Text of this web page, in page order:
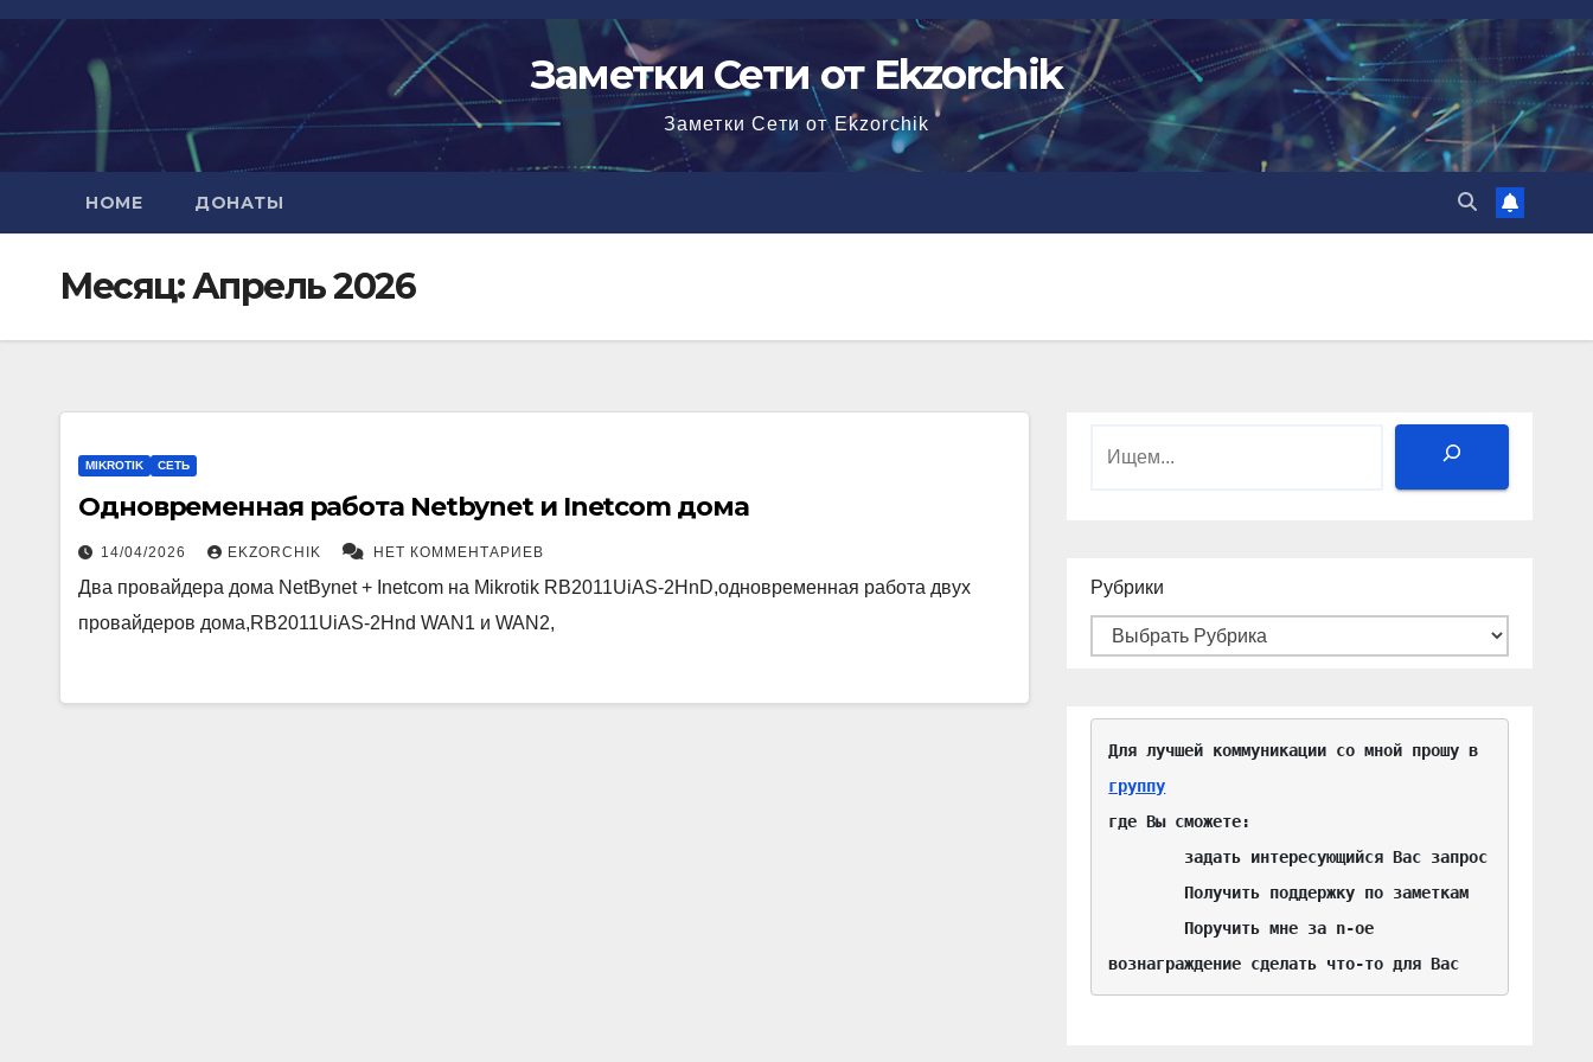
Перейти
содержимому
Заметки Сети от Ekzorchik
Заметки Сети от Ekzorchik
HOME ДОНАТЫ
Месяц:Апрель 2026
MIKROTIK СЕТЬ
Одновременная работа Netbynet и Inetcom дома
14/04/2026 EKZORCHIK НЕТ КОММЕНТАРИЕВ
Два провайдера дома NetBynet + Inetcom на Mikrotik RB2011UiAS-2HnD,одновременная работа двух
провайдеров дома,RB2011UiAS-2Hnd WAN1 и WAN2,
Поиск
Рубрики
группу
где Вы сможете:
вознаграждение сделать что-то для Вас